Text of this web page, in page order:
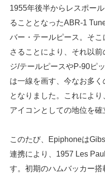
1955年後半からレスポー
ることとなったABR-1
バー・テールピース。そ
さることにより、それ以
ジ/テールピースやP-90ピ
は一線を画す、今なお多
となりました。これによ
アイコンとしての地位を確
このたび、Epiphoneは
連携により、1957 Les
す。初期のハムバッカー